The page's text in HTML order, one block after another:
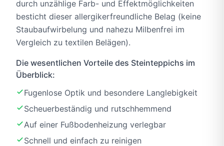
durch unzählige Farb- und Effektmöglichkeiten
besticht dieser allergikerfreundliche Belag (keine
Staubaufwirbelung und nahezu Milbenfrei im
Vergleich zu textilen Belägen).
Die wesentlichen Vorteile des Steinteppichs im
Überblick:
Fugenlose Optik und besondere Langlebigkeit
Scheuerbeständig und rutschhemmend
Auf einer Fußbodenheizung verlegbar
Schnell und einfach zu reinigen